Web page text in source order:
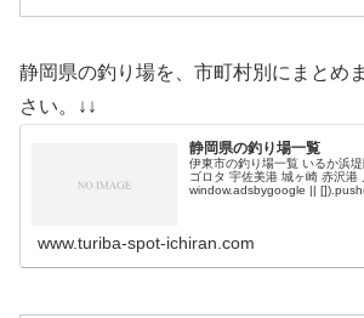
静岡県の釣り場を、市町村別にまとめ
さい。↓↓
静岡県の釣り場一覧
伊東市の釣り場一覧 いるか浜
ゴロタ 宇佐美港 城ヶ崎 赤沢
window.adsbygoogle ||
www.turiba-spot-ichiran.com